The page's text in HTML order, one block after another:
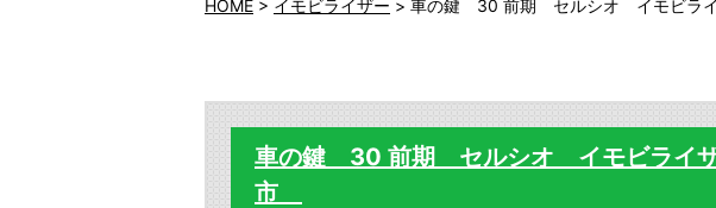
HOME > イモビライザー > 車の鍵 30 前期 セルシオ イモビ
車の鍵 30 前期 セルシオ イモビライ
市